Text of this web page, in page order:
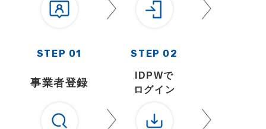
STEP 01
事業者登録
STEP 02
IDPWで
ログイン